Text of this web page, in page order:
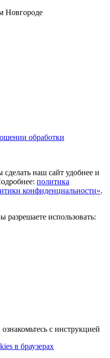
Новгороде
обработки
наш сайт удобнее и
политика
конфиденциальности».
использовать:
с инструкцией
в браузерах